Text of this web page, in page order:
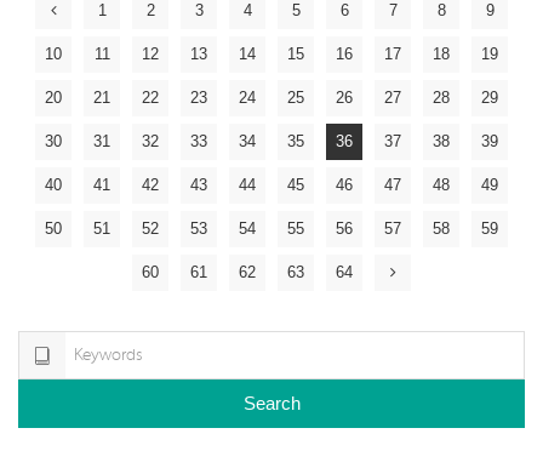
1 2 3 4 5 6 7 8 9
10 11 12 13 14 15 16 17 18 19
20 21 22 23 24 25 26 27 28 29
30 31 32 33 34 35 36 37 38 39
40 41 42 43 44 45 46 47 48 49
50 51 52 53 54 55 56 57 58 59
60 61 62 63 64
Search